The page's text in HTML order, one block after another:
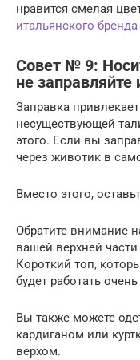
нравится смелая
итальянского бренда
Совет № 9:
не заправляйте
Заправка
несуществующей
этого. Если вы
через животик в
Вместо этого,
Обратите внимание
вашей верхней
Короткий топ,
будет работать
Вы также можете
кардиганом или
верхом.